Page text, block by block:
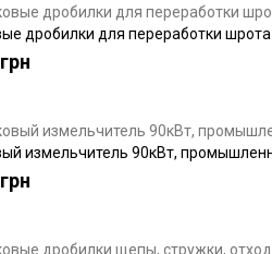
дробилки для переработки шрота
измельчитель 90кВт,